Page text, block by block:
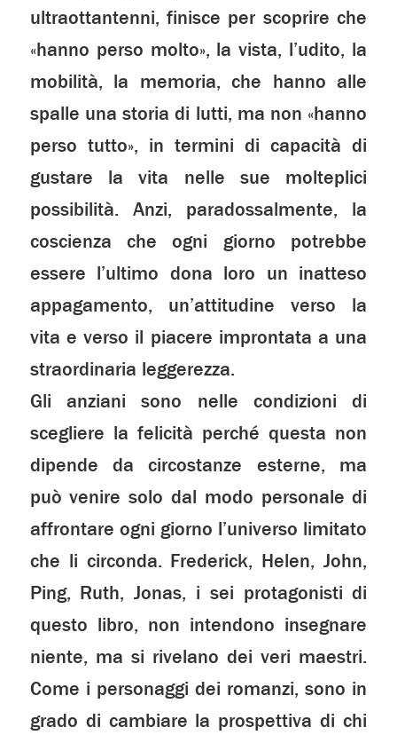
ultraottantenni, finisce per scoprire che
«hanno perso molto», la vista, l’udito, la
mobilità, la memoria, che hanno alle
spalle una storia di lutti, ma non «hanno
perso tutto», in termini di capacità di
gustare la vita nelle sue molteplici
possibilità. Anzi, paradossalmente, la
coscienza che ogni giorno potrebbe
essere l’ultimo dona loro un inatteso
appagamento, un’attitudine verso la
vita e verso il piacere improntata a una
straordinaria leggerezza.
Gli anziani sono nelle condizioni di
scegliere la felicità perché questa non
dipende da circostanze esterne, ma
può venire solo dal modo personale di
affrontare ogni giorno l’universo limitato
che li circonda. Frederick, Helen, John,
Ping, Ruth, Jonas, i sei protagonisti di
questo libro, non intendono insegnare
niente, ma si rivelano dei veri maestri.
Come i personaggi dei romanzi, sono in
grado di cambiare la prospettiva di chi